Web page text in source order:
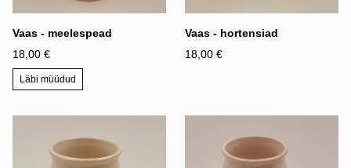
Vaas - meelespead
18,00 €
Läbi müüdud
Vaas - hortensiad
18,00 €